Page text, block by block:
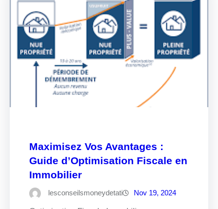
Maximisez Vos Avantages :
Guide d’Optimisation Fiscale en
Immobilier
lesconseilsmoneydetati Nov 19, 2024